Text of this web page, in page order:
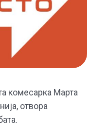
комесарка Марта
отвора